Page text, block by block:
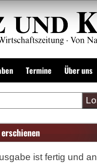
Termine Über uns
ist fertig und an